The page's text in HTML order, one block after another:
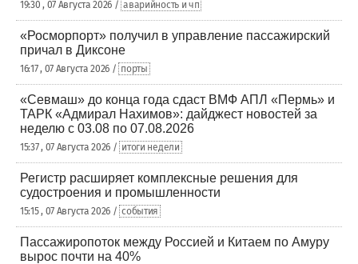
19:30 , 07 Августа 2026 / аварийность и чп
«Росморпорт» получил в управление пассажирский
причал в Диксоне
16:17 , 07 Августа 2026 / порты
«Севмаш» до конца года сдаст ВМФ АПЛ «Пермь» и
ТАРК «Адмирал Нахимов»: дайджест новостей за
неделю с 03.08 по 07.08.2026
15:37 , 07 Августа 2026 / итоги недели
Регистр расширяет комплексные решения для
судостроения и промышленности
15:15 , 07 Августа 2026 / события
Пассажиропоток между Россией и Китаем по Амуру
вырос почти на 40%